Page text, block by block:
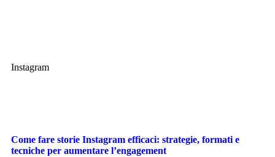
Instagram
Come fare storie Instagram efficaci: strategie, formati e
tecniche per aumentare l’engagement